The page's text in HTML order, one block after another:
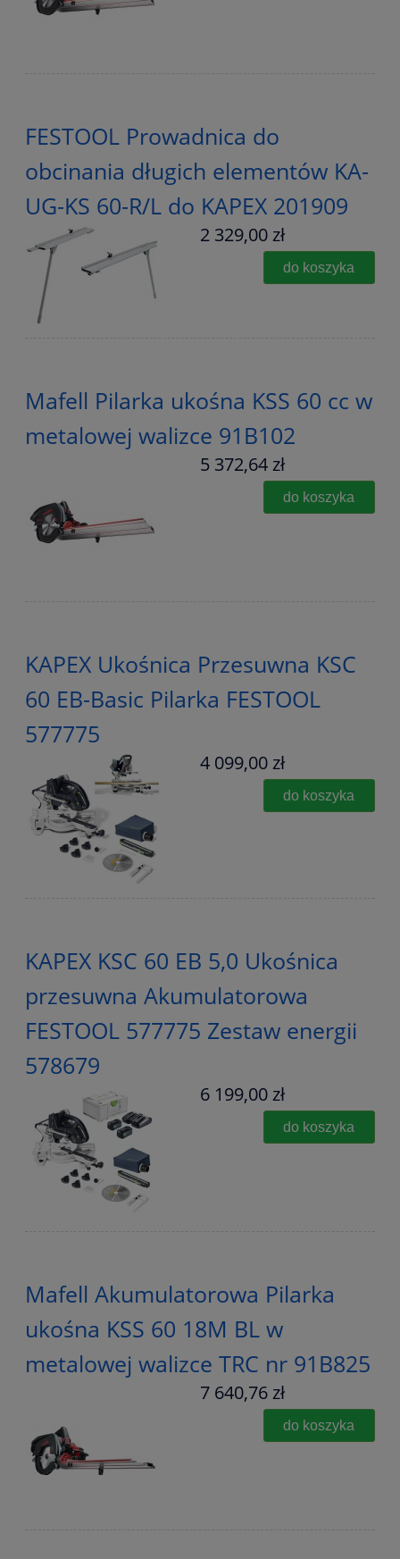
FESTOOL Prowadnica do
obcinania długich elementów KA-
UG-KS 60-R/L do KAPEX 201909
2 329,00 zł
do koszyka
Mafell Pilarka ukośna KSS 60 cc w
metalowej walizce 91B102
5 372,64 zł
do koszyka
KAPEX Ukośnica Przesuwna KSC
60 EB-Basic Pilarka FESTOOL
577775
4 099,00 zł
do koszyka
KAPEX KSC 60 EB 5,0 Ukośnica
przesuwna Akumulatorowa
FESTOOL 577775 Zestaw energii
578679
6 199,00 zł
do koszyka
Mafell Akumulatorowa Pilarka
ukośna KSS 60 18M BL w
metalowej walizce TRC nr 91B825
7 640,76 zł
do koszyka